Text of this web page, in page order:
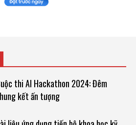
thi AI Hackathon 2024: Đêm
kết ấn tượng